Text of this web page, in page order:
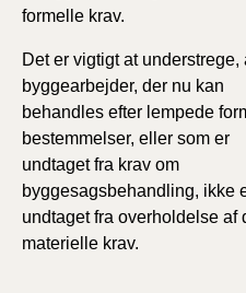
formelle krav.
Det er vigtigt at understrege,
byggearbejder, der nu kan
behandles efter lempede
bestemmelser, eller som er
undtaget fra krav om
byggesagsbehandling, ikke
undtaget fra overholdelse af
materielle krav.